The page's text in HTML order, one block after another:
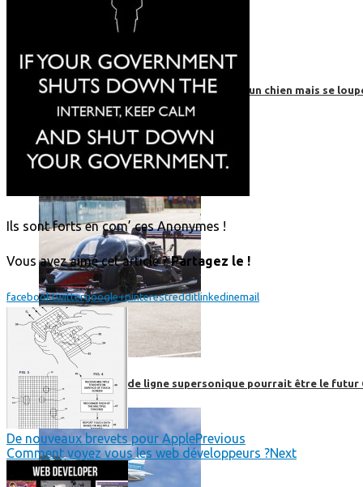
Roborace : une voiture autonome évite un chien mais se
Boom, cet avion de ligne supersonique pourrait être le futur
Ils sont forts en com’ ces Anonymes !
Vous avez aimé cet article ?Partagez le !
facebooktwittergoogle+pinterestredditlinkedinemail
De nouveaux brevets pour ApplePrevious
Comment voyez vous les web développeurs ?Next